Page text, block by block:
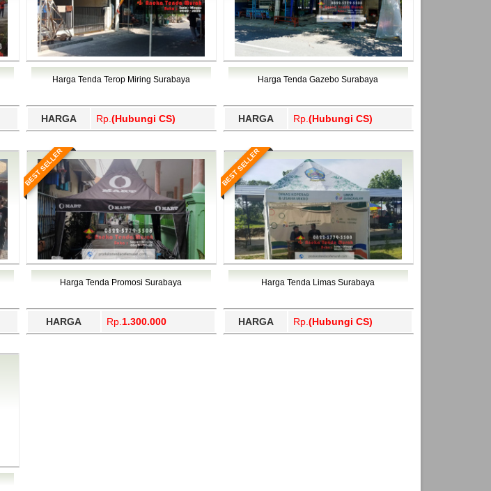
Harga Tenda Terop Miring Surabaya
HARGA Rp. (Hubungi CS)
Harga Tenda Gazebo Surabaya
HARGA Rp. (Hubungi CS)
BEST SELLER
Harga Tenda Promosi Surabaya
HARGA Rp. 1.300.000
BEST SELLER
Harga Tenda Limas Surabaya
HARGA Rp. (Hubungi CS)